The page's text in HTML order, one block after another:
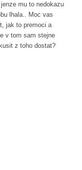
mu to nedokazu
lhala.. Moc vas
jak to premoci a
v tom sam stejne
z toho dostat?